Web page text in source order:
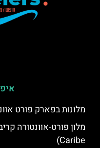
מלונות בפארק פורט
Caribe)